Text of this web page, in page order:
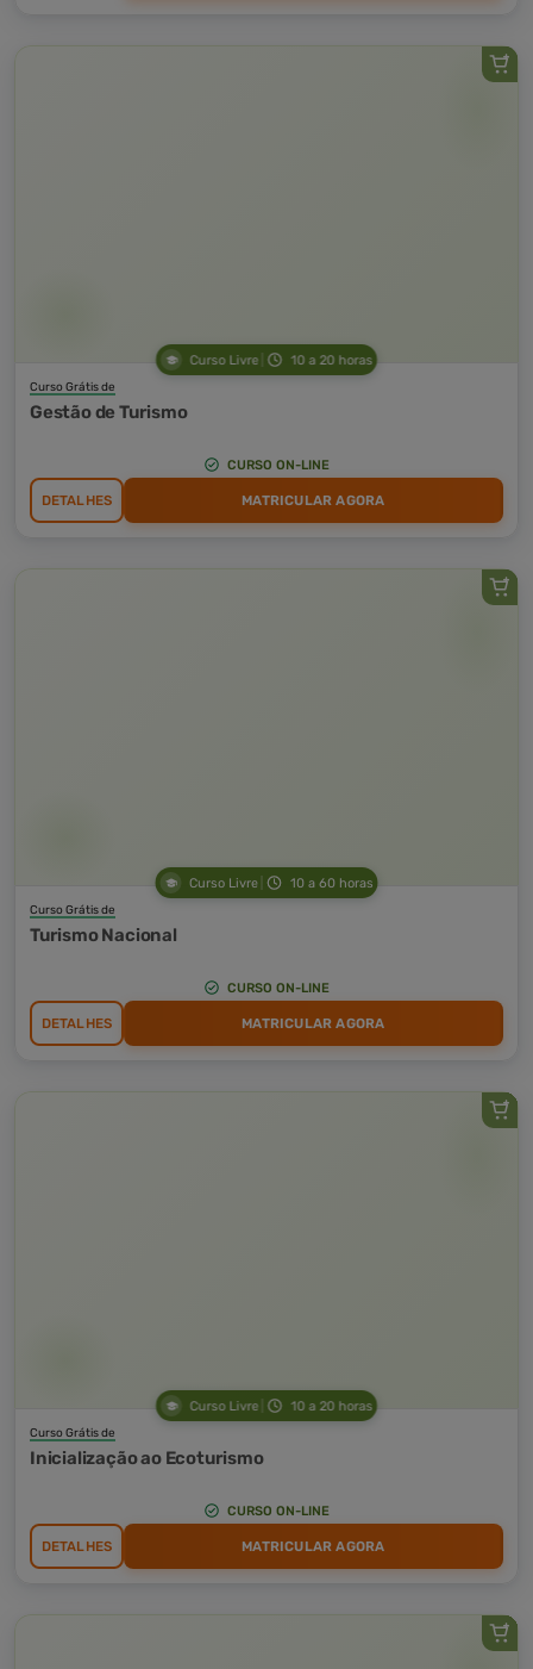
Curso Livre 10 a 20 horas
Curso Grátis de
Gestão de Turismo
CURSO ON-LINE
DETALHES MATRICULAR AGORA
Curso Livre 10 a 60 horas
Curso Grátis de
Turismo Nacional
CURSO ON-LINE
DETALHES MATRICULAR AGORA
Curso Livre 10 a 20 horas
Curso Grátis de
Inicialização ao Ecoturismo
CURSO ON-LINE
DETALHES MATRICULAR AGORA